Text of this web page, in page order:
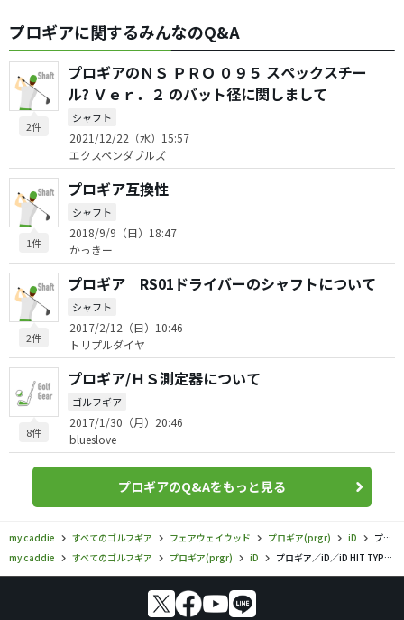
プロギアに関するみんなのQ&A
2件
プロギアのＮＳ ＰＲＯ ０９５ スペックスチー
ル? Ｖｅｒ．２ のバット径に関しまして
シャフト
2021/12/22（水）15:57
エクスペンダブルズ
1件
プロギア互換性
シャフト
2018/9/9（日）18:47
かっきー
2件
プロギア RS01ドライバーのシャフトについて
シャフト
2017/2/12（日）10:46
トリプルダイヤ
8件
プロギア/ＨＳ測定器について
ゴルフギア
2017/1/30（月）20:46
blueslove
プロギアのQ&Aをもっと見る
my caddie すべてのゴルフギア フェアウェイウッド プロギア(prgr) iD
プロギア／iD／iD HIT TYPE C フェアウェイウッドの口コミ評価
my caddie
すべてのゴルフギア プロギア(prgr) iD プロギア／iD／iD HIT TYPE C フェアウェイウッドの口コミ評価